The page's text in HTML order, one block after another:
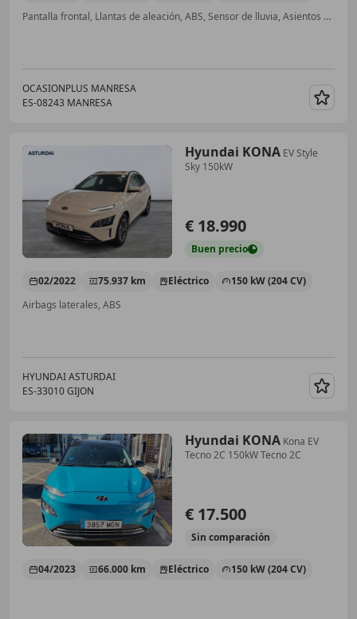
Pantalla frontal, Llantas de aleación, ABS, Sensor de lluvia, Asientos calef., Cierre centralizado, Ventanas tintadas, Airbags laterales
OCASIONPLUS MANRESA
ES-08243 MANRESA
Hyundai KONA EV Style
Sky 150kW
€ 18.990
Buen precio
02/2022 75.937 km Eléctrico
150 kW (204 CV)
Airbags laterales, ABS
HYUNDAI ASTURDAI
ES-33010 GIJON
Hyundai KONA Kona EV
Tecno 2C 150kW Tecno 2C
€ 17.500
Sin comparación
04/2023 66.000 km Eléctrico 150 kW (204 CV)